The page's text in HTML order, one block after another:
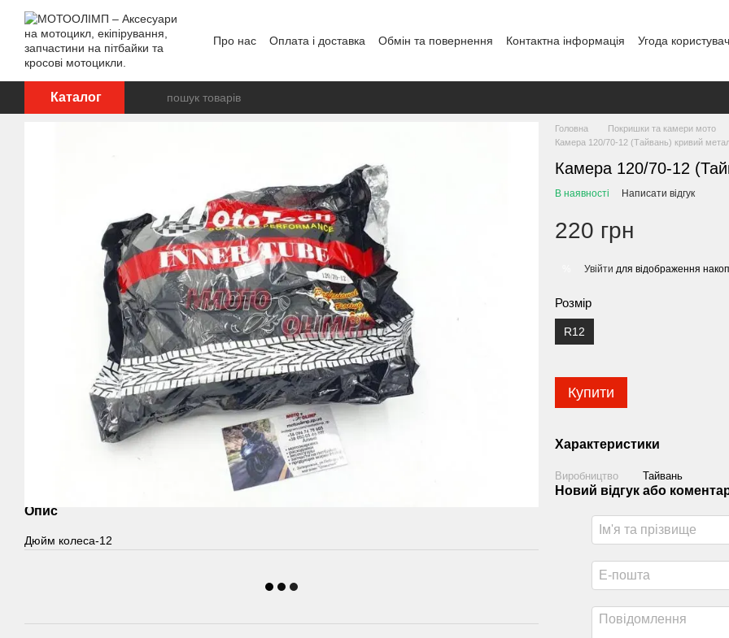
Перейти до основного контенту
Про нас Оплата і доставка Обмін та повернення Контактна інформація
Угода
Каталог
Опис
Дюйм колеса-12
Головна Покришки та камери мото
Камера 120/70-12 (Тайвань) кривий
Камера 120/70-12
В наявності Написати відгук
220 грн
Увійти для відображення
Розмір
R12
Купити
Характеристики
Виробництво Тайвань
Новий відгук або